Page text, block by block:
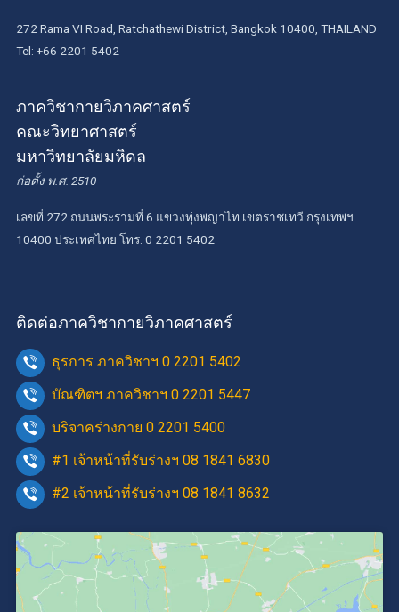
272 Rama VI Road, Ratchathewi District, Bangkok 10400, THAILAND
Tel: +66 2201 5402
ภาควิชากายวิภาคศาสตร์
คณะวิทยาศาสตร์
มหาวิทยาลัยมหิดล
ก่อตั้ง พ.ศ. 2510
เลขที่ 272 ถนนพระรามที่ 6 แขวงทุ่งพญาไท เขตราชเทวี กรุงเทพฯ
10400 ประเทศไทย โทร. 0 2201 5402
ติดต่อภาควิชากายวิภาคศาสตร์
ธุรการ ภาควิชาฯ 0 2201 5402
บัณฑิตฯ ภาควิชาฯ 0 2201 5447
บริจาคร่างกาย 0 2201 5400
#1 เจ้าหน้าที่รับร่างฯ 08 1841 6830
#2 เจ้าหน้าที่รับร่างฯ 08 1841 8632